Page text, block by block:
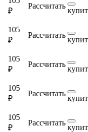
₽
Рассчитать
105
₽
Рассчитать
105
₽
Рассчитать
105
₽
Рассчитать
105
₽
Рассчитать